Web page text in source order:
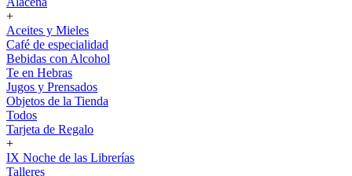
+
Aceites y Mieles
Café de especialidad
Bebidas con Alcohol
Te en Hebras
Jugos y Prensados
Objetos de la Tienda
Todos
Tarjeta de Regalo
+
IX Noche de las Librerías
Talleres